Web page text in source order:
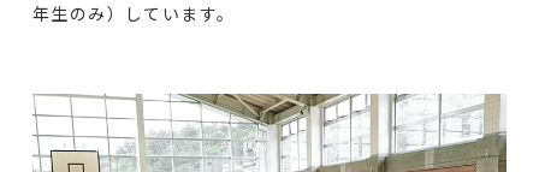
年生のみ）しています。